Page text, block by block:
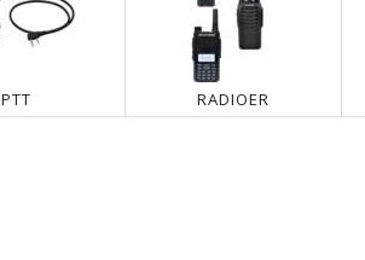
PTT RADIOER